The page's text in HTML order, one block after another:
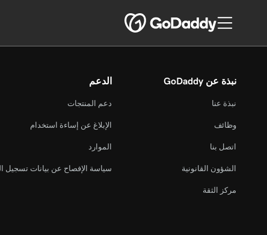
نبذة عن GoDaddy
نبذة عنا
وظائف
اتصل بنا
الشؤون القانونية
مركز الثقة
الدعم
دعم المنتجات
الإبلاغ عن إساءة استخدام
الموارد
سياسة الإفصاح عن بيانات تسجيل